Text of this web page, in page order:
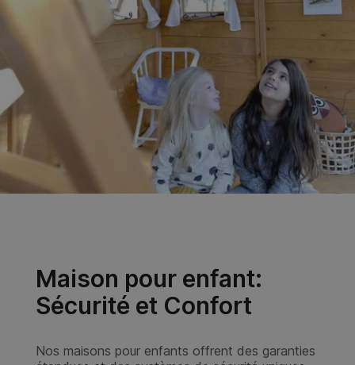
VOIR CABANE
Découvrez Notre Gamme de
Cabanes en Bois pour Enfants
stimuler l'imagination de vos petits tout en assurant
leur sécurité. Chaquecabane enfant extérieur
fabriquée avec des matériaux de qualité, garantissant